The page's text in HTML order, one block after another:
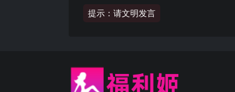
提示：请文明发言